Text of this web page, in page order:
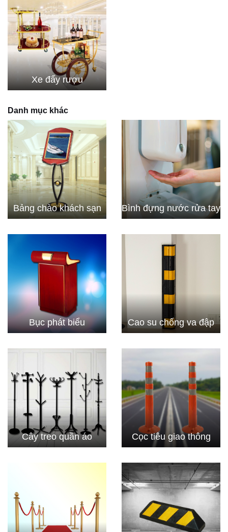
Xe đẩy rượu
Danh mục khác
Bảng chào khách sạn Bình đựng nước rửa tay
Bục phát biểu Cao su chống va đập
Cây treo quần áo Cọc tiêu giao thông